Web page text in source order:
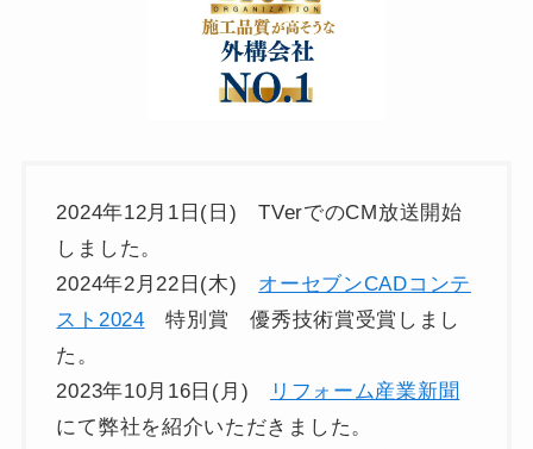
2024年12月1日(日) TVerでのCM放送開始
しました。
2024年2月22日(木) オーセブンCADコンテ
スト2024 特別賞 優秀技術賞受賞しまし
た。
2023年10月16日(月)
リフォーム産業新聞
にて弊社を紹介いただきました。